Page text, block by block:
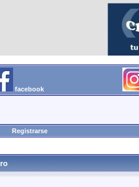
facebook
Registrarse